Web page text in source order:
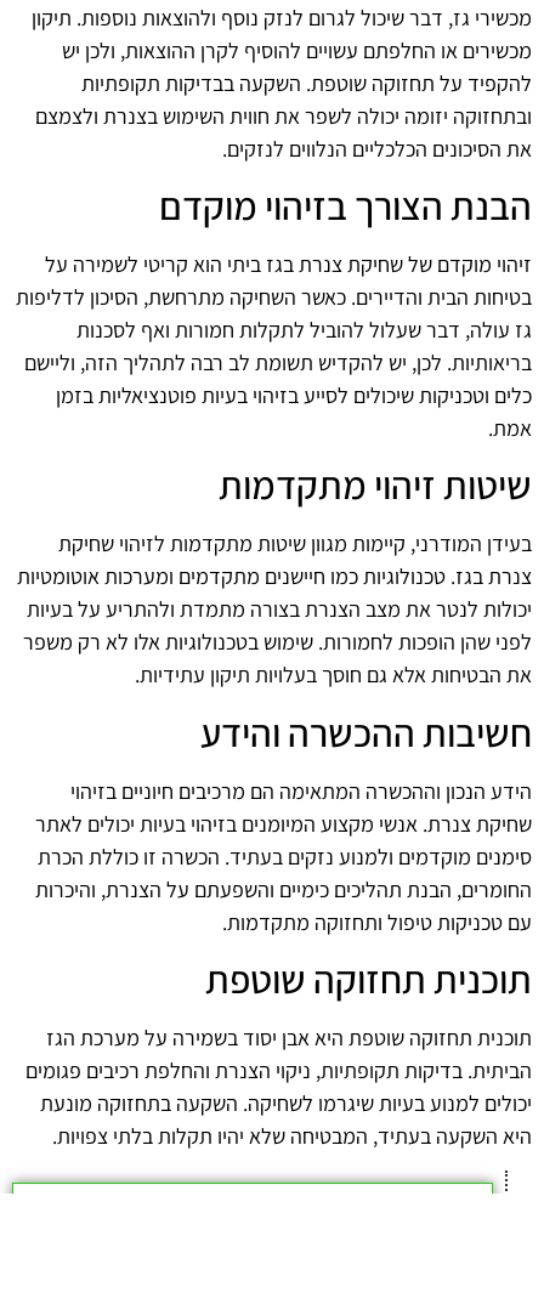
מכשירי גז, דבר שיכול לגרום לנזק נוסף ולהוצאות נוספות. תיקון
מכשירים או החלפתם עשויים להוסיף לקרן ההוצאות, ולכן יש
להקפיד על תחזוקה שוטפת. השקעה בבדיקות תקופתיות
ובתחזוקה יזומה יכולה לשפר את חווית השימוש בצנרת ולצמצם
את הסיכונים הכלכליים הנלווים לנזקים.
הבנת הצורך בזיהוי מוקדם
זיהוי מוקדם של שחיקת צנרת בגז ביתי הוא קריטי לשמירה על
בטיחות הבית והדיירים. כאשר השחיקה מתרחשת, הסיכון לדליפות
גז עולה, דבר שעלול להוביל לתקלות חמורות ואף לסכנות
בריאותיות. לכן, יש להקדיש תשומת לב רבה לתהליך הזה, וליישם
כלים וטכניקות שיכולים לסייע בזיהוי בעיות פוטנציאליות בזמן
אמת.
שיטות זיהוי מתקדמות
בעידן המודרני, קיימות מגוון שיטות מתקדמות לזיהוי שחיקת
צנרת בגז. טכנולוגיות כמו חיישנים מתקדמים ומערכות אוטומטיות
יכולות לנטר את מצב הצנרת בצורה מתמדת ולהתריע על בעיות
לפני שהן הופכות לחמורות. שימוש בטכנולוגיות אלו לא רק משפר
את הבטיחות אלא גם חוסך בעלויות תיקון עתידיות.
חשיבות ההכשרה והידע
הידע הנכון וההכשרה המתאימה הם מרכיבים חיוניים בזיהוי
שחיקת צנרת. אנשי מקצוע המיומנים בזיהוי בעיות יכולים לאתר
סימנים מוקדמים ולמנוע נזקים בעתיד. הכשרה זו כוללת הכרת
החומרים, הבנת תהליכים כימיים והשפעתם על הצנרת, והיכרות
עם טכניקות טיפול ותחזוקה מתקדמות.
תוכנית תחזוקה שוטפת
תוכנית תחזוקה שוטפת היא אבן יסוד בשמירה על מערכת הגז
הביתית. בדיקות תקופתיות, ניקוי הצנרת והחלפת רכיבים פגומים
יכולים למנוע בעיות שיגרמו לשחיקה. השקעה בתחזוקה מונעת
היא השקעה בעתיד, המבטיחה שלא יהיו תקלות בלתי צפויות.